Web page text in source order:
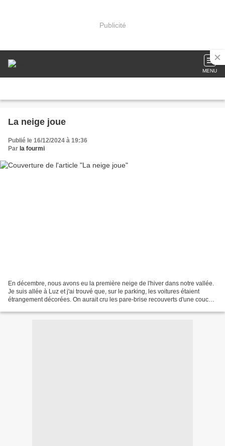
Publicité
MENU
La neige joue
Publié le 16/12/2024 à 19:36
Par la fourmi
En décembre, nous avons eu la première neige de l'hiver dans notre vallée.
Je suis allée à Luz et j'ai trouvé que, sur le parking, les voitures étaient
étrangement décorées. On aurait cru les pare-brise recouverts d'une couche